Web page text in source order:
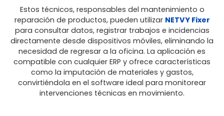
Estos técnicos, responsables del mantenimiento o
reparación de productos, pueden utilizar NETVY Fixer
para consultar datos, registrar trabajos e incidencias
directamente desde dispositivos móviles, eliminando la
necesidad de regresar a la oficina. La aplicación es
compatible con cualquier ERP y ofrece características
como la imputación de materiales y gastos,
convirtiéndola en el software ideal para monitorear
intervenciones técnicas en movimiento.